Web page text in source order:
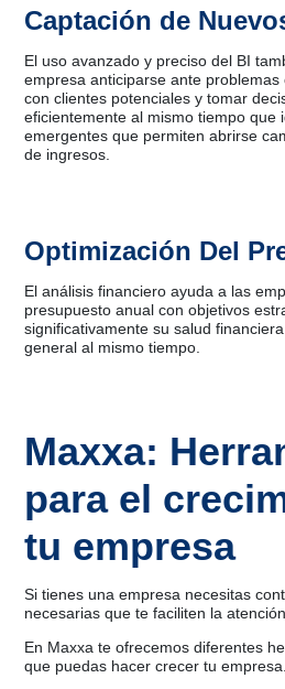
Captación de
El uso avanzado y preciso del BI
empresa anticiparse ante
con clientes potenciales y tomar
eficientemente al mismo tiempo que
emergentes que permiten abrirse
de ingresos.
Optimización Del
El análisis financiero ayuda a las
presupuesto anual con objetivos
significativamente su salud
general al mismo tiempo.
Maxxa:
para el
tu empresa
Si tienes una empresa necesitas
necesarias que te faciliten la
En Maxxa te ofrecemos diferentes
que puedas hacer crecer tu empresa.